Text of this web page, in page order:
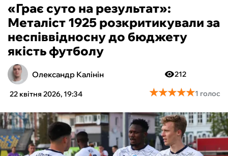
БОКС
ХОКЕЙ
ТЕНІС
КІБЕРСПОРТ
ЧС-2026
«Грає суто на результат»:
Металіст 1925 розкритикували за
неспіввідносну до бюджету
якість футболу
Олександр Калінін
22 квітня 2026, 19:34
212
★★★★★
★★★★★1 голос